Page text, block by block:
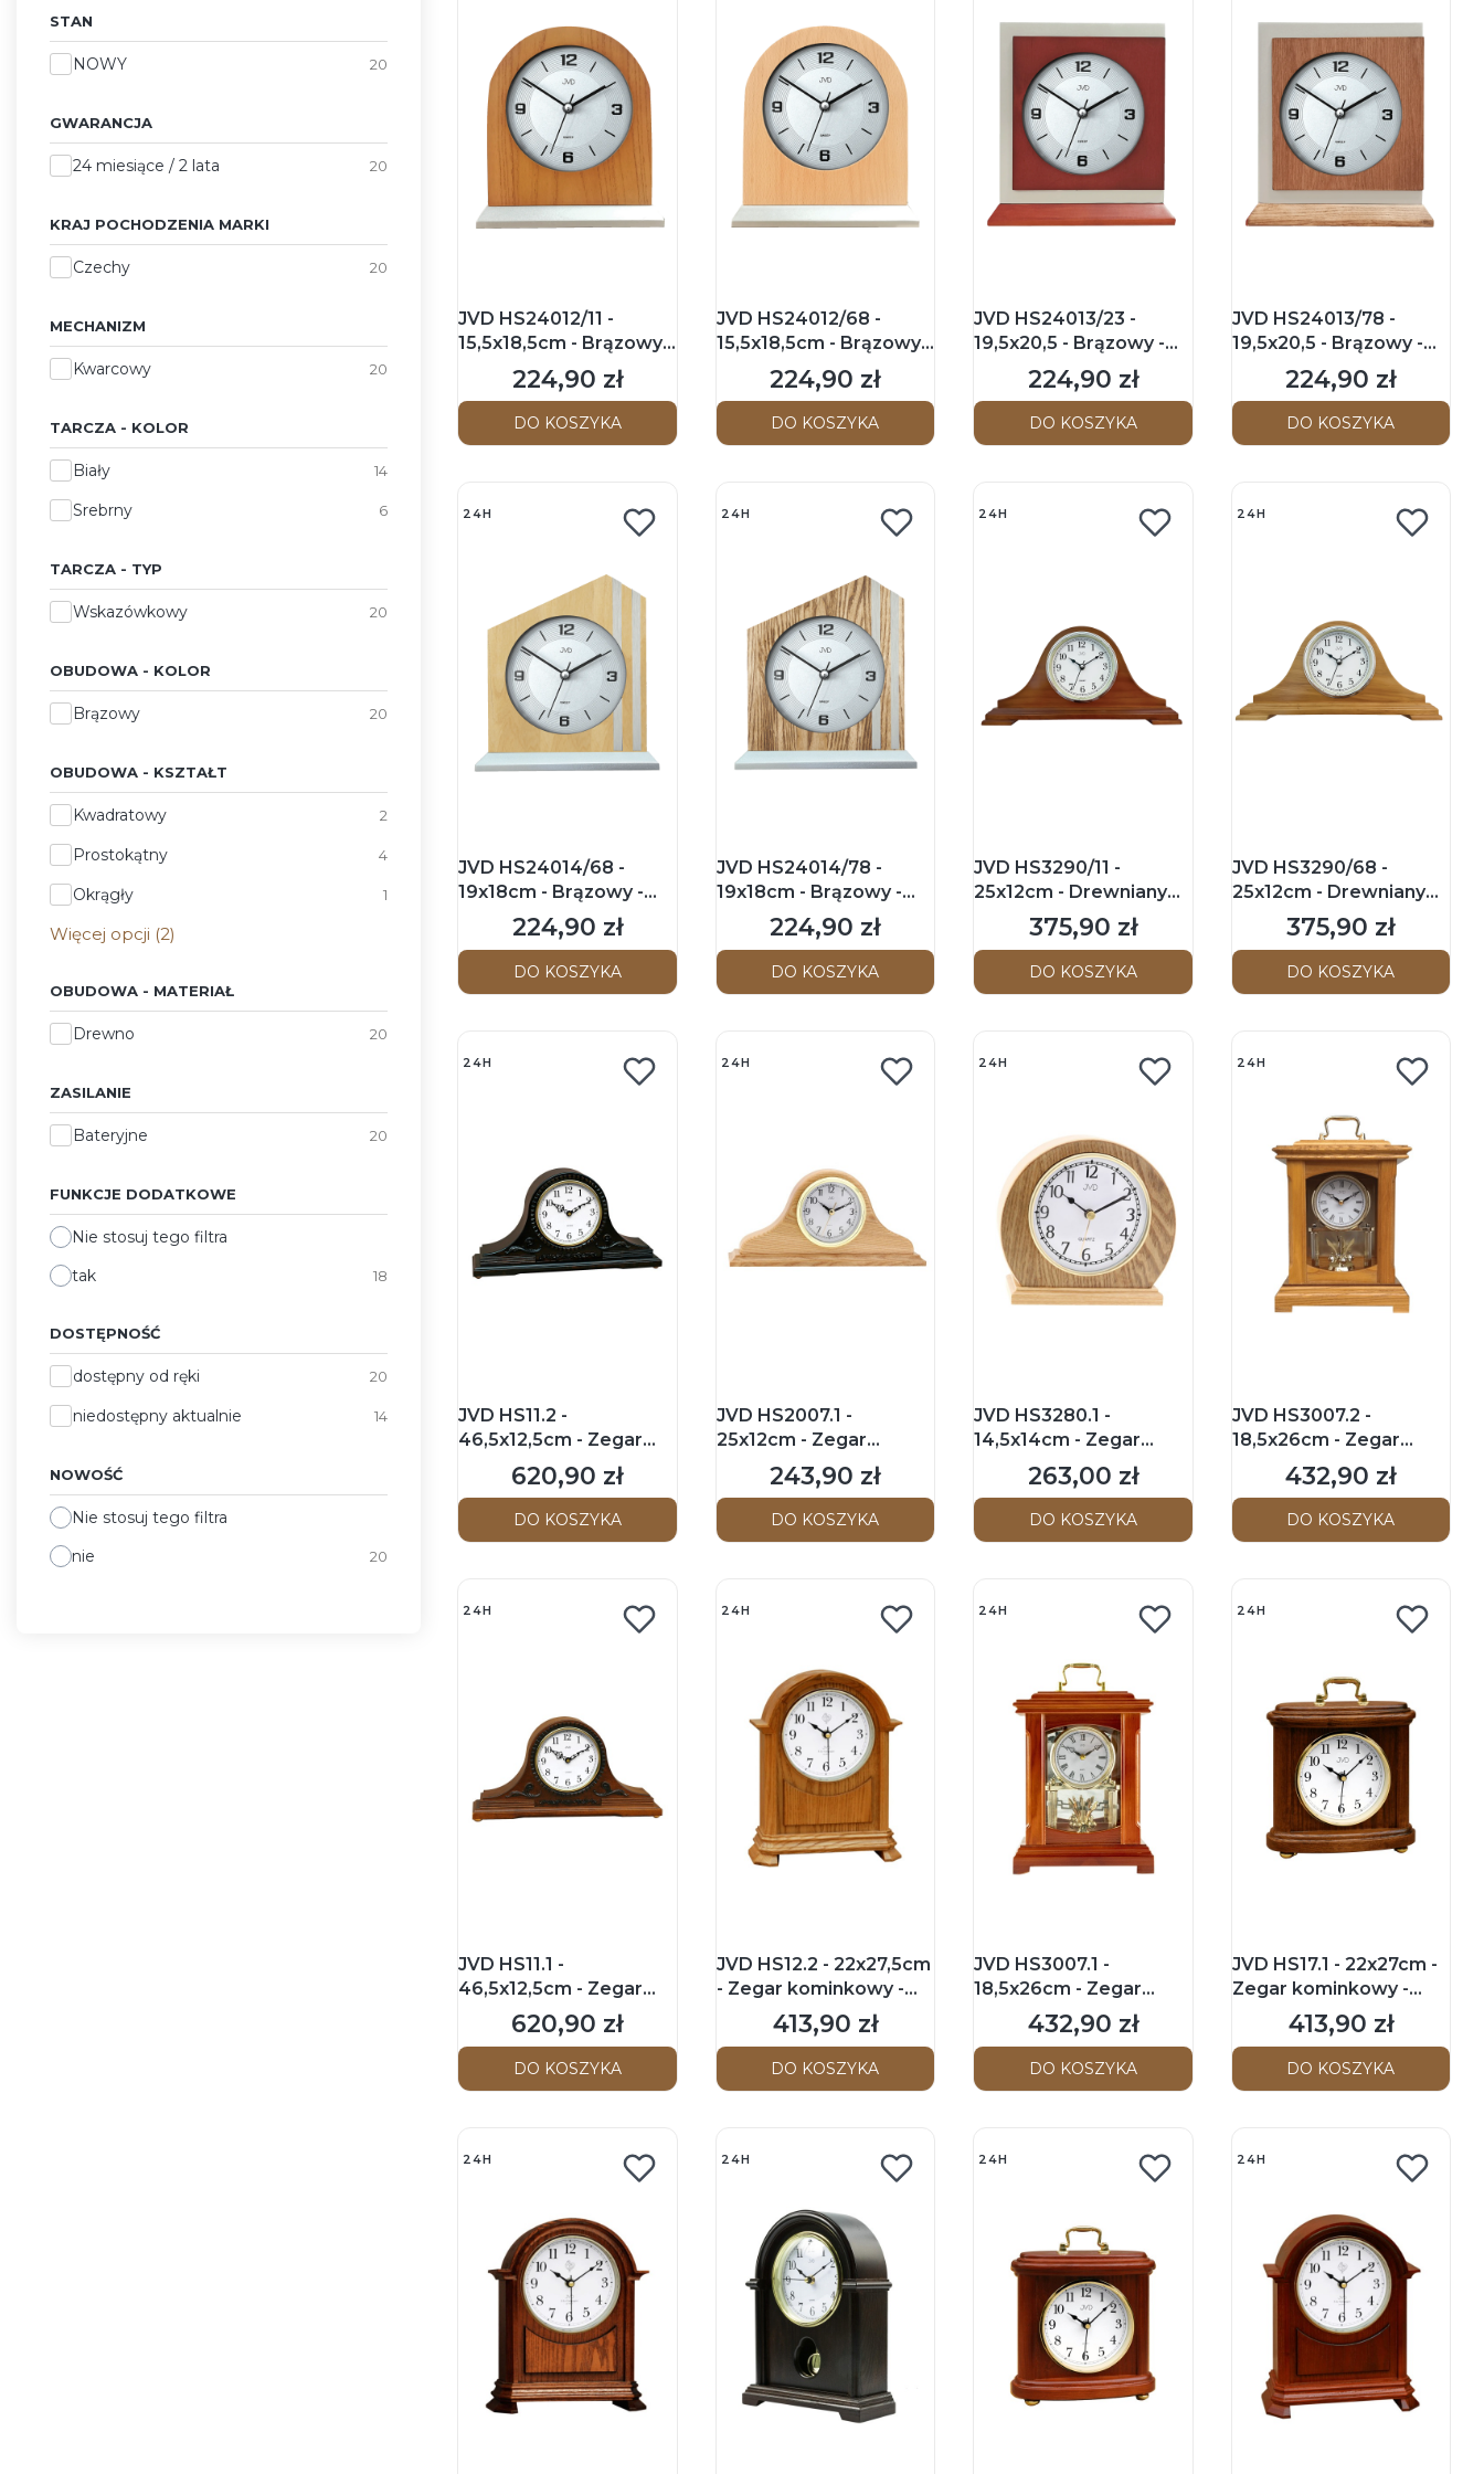
STAN
StanNOWY 20
GWARANCJA
Gwarancja
24 miesiące / 2 lata 20
KRAJ POCHODZENIA MARKI
Kraj pochodzenia marki
Czechy 20
MECHANIZM
Mechanizm
Kwarcowy 20
TARCZA - KOLOR
Tarcza - Kolor
Biały 14
Srebrny 6
TARCZA - TYP
Tarcza - Typ
Wskazówkowy 20
OBUDOWA - KOLOR
Obudowa - Kolor
Brązowy 20
OBUDOWA - KSZTAŁT
Obudowa - Kształt
Kwadratowy 2
Prostokątny 4
Okrągły 1
Więcej opcji (2)
OBUDOWA - MATERIAŁ
Obudowa - materiał
Drewno 20
ZASILANIE
Zasilanie
Bateryjne 20
FUNKCJE DODATKOWE
Nie stosuj tego filtra
tak
18
DOSTĘPNOŚĆ
Dostępność
dostępny od ręki 20
niedostępny aktualnie 14
NOWOŚĆ
Nie stosuj tego filtra
nie
20
JVD HS24012/11 -
15,5x18,5cm - Brązowy -
Zegar kominkowy
Cena
224,90 zł
DO KOSZYKA
JVD HS24012/68 -
15,5x18,5cm - Brązowy -
Zegar kominkowy
Cena
224,90 zł
DO KOSZYKA
JVD HS24013/23 -
19,5x20,5 - Brązowy -
Zegar kominkowy
Cena
224,90 zł
DO KOSZYKA
JVD HS24013/78 -
19,5x20,5 - Brązowy -
Zegar kominkowy
Cena
224,90 zł
DO KOSZYKA
24H
JVD HS24014/68 -
19x18cm - Brązowy -
Zegar kominkowy
Cena
224,90 zł
DO KOSZYKA
24H
JVD HS24014/78 -
19x18cm - Brązowy -
Zegar kominkowy
Cena
224,90 zł
DO KOSZYKA
24H
JVD HS3290/11 -
25x12cm - Drewniany
zegar kominkowy -
Ciemny brąz
Cena
375,90 zł
DO KOSZYKA
24H
JVD HS3290/68 -
25x12cm - Drewniany
zegar kominkowy -
Jasny brąz
Cena
375,90 zł
DO KOSZYKA
24H
JVD HS11.2 -
46,5x12,5cm - Zegar
kominkowy - Heban
Cena
620,90 zł
DO KOSZYKA
24H
JVD HS2007.1 -
25x12cm - Zegar
kominkowy - Jasny brąz
Cena
243,90 zł
DO KOSZYKA
24H
JVD HS3280.1 -
14,5x14cm - Zegar
kominkowy - Jasny brąz
Cena
263,00 zł
DO KOSZYKA
24H
JVD HS3007.2 -
18,5x26cm - Zegar
kominkowy - Jasny brąz
Cena
432,90 zł
DO KOSZYKA
24H
JVD HS11.1 -
46,5x12,5cm - Zegar
kominkowy - Orzech
Cena
620,90 zł
DO KOSZYKA
24H
JVD HS12.2 - 22x27,5cm
- Zegar kominkowy -
Jasny brąz
Cena
413,90 zł
DO KOSZYKA
24H
JVD HS3007.1 -
18,5x26cm - Zegar
kominkowy - Średni
Cena
432,90 zł
DO KOSZYKA
24H
JVD HS17.1 - 22x27cm -
Zegar kominkowy -
OrzechCena
413,90 zł
DO KOSZYKA
24H 24H 24H 24H